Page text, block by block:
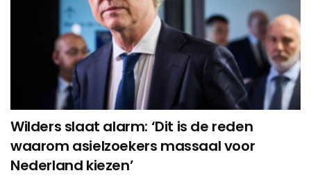
Wilders slaat alarm: ‘Dit is de reden
waarom asielzoekers massaal voor
Nederland kiezen’